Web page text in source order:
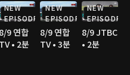
NEW
EPISODE
8/9 연합
TV • 2분
NEW
EPISODE
8/9 연합
TV • 3분
NEW
EPISODE
8/9 JTBC
• 2분